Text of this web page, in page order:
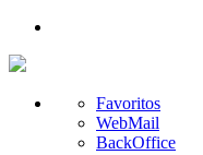
Favoritos
WebMail
BackOffice